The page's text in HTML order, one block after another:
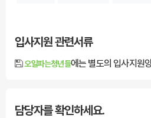
입사지원 관련서류
오일파는청년들에는 별도의 입사지원
담당자를 확인하세요.